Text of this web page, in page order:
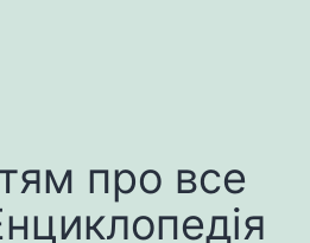
про все